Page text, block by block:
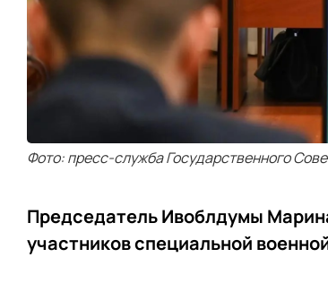
Фото: пресс-служба Государственного
Председатель Ивоблдумы
участников специальной